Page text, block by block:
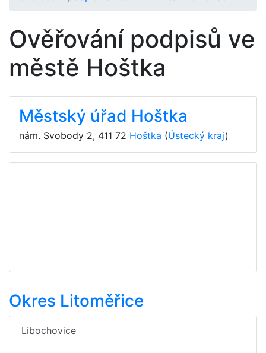
Ověřování podpisů ve
městě Hoštka
Městský úřad Hoštka
nám. Svobody 2, 411 72 Hoštka (Ústecký kraj)
Okres Litoměřice
Libochovice